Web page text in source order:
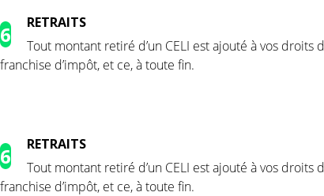
6
RETRAITS
Tout montant retiré d’un CELI est ajouté à vos
franchise d’impôt, et ce, à toute fin.
6
RETRAITS
Tout montant retiré d’un CELI est ajouté à vos
franchise d’impôt, et ce, à toute fin.